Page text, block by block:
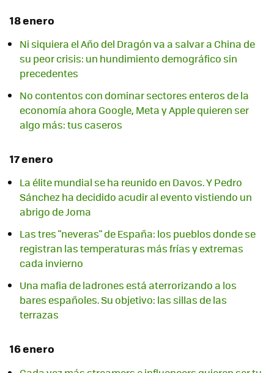
18 enero
Ni siquiera el Año del Dragón va a salvar a China de
su peor crisis: un hundimiento demográfico sin
precedentes
No contentos con dominar sectores enteros de la
economía ahora Google, Meta y Apple quieren ser
algo más: tus caseros
17 enero
La élite mundial se ha reunido en Davos. Y Pedro
Sánchez ha decidido acudir al evento vistiendo un
abrigo de Joma
Las tres "neveras" de España: los pueblos donde se
registran las temperaturas más frías y extremas
cada invierno
Una mafia de ladrones está aterrorizando a los
bares españoles. Su objetivo: las sillas de las
terrazas
16 enero